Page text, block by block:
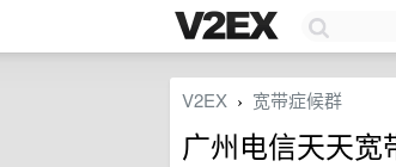
V2EX › 宽带症候群
广州电信天天宽